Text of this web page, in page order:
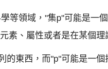
等領域，"集p"可能是一
素、屬性或者是在某個理
的東西，而"p"可能是一